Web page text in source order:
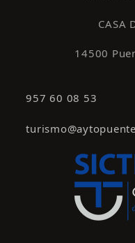
CASA
14500
957 60 08 53